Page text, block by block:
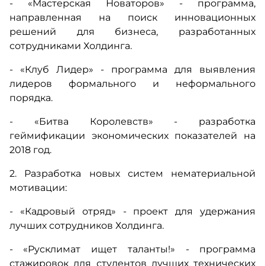
- «Мастерская Новаторов» - программа,
направленная на поиск инновационных
решений для бизнеса, разработанных
сотрудниками Холдинга.
- «Клуб Лидер» - программа для выявления
лидеров формального и неформального
порядка.
- «Битва Королевств» - разработка
геймификации экономических показателей на
2018 год.
2. Разработка новых систем нематериальной
мотивации:
- «Кадровый отряд» - проект для удержания
лучших сотрудников Холдинга.
- «Русклимат ищет таланты!» - программа
стажировок для студентов лучших технических